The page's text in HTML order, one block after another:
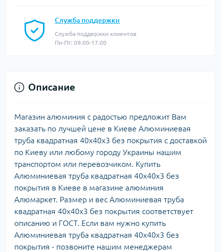
Служба поддержки
Служба поддержки клиентов
Пн-Пт: 09.00-17.00
Описание
Магазин алюминия с радостью предложит Вам
заказать по лучшей цене в Киеве Алюминиевая
труба квадратная 40х40х3 без покрытия с доставкой
по Киеву или любому городу Украины нашим
транспортом или перевозчиком. Купить
Алюминиевая труба квадратная 40х40х3 без
покрытия в Киеве в магазине алюминия
Алюмаркет. Размер и вес Алюминиевая труба
квадратная 40х40х3 без покрытия соответствует
описанию и ГОСТ. Если вам нужно купить
Алюминиевая труба квадратная 40х40х3 без
покрытия - позвоните нашим менеджерам